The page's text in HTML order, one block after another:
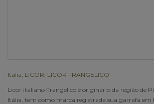
Italia LICOR LICOR FRANGELICO
Licor italiano Frangelico é originário da região de
Itália, tem como marca registrada sua garrafa em